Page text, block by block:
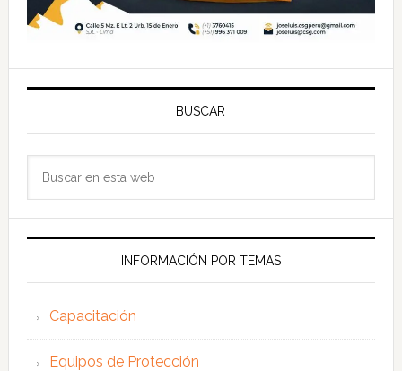
BUSCAR
web
INFORMACIÓN POR TEMAS
Capacitación
Equipos de Protección